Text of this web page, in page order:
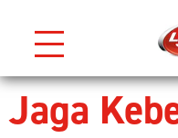
Skip to content
Jaga